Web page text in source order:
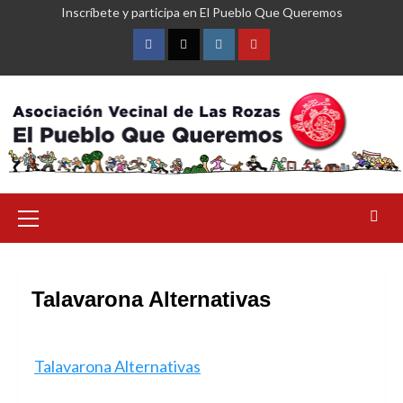
Inscríbete y participa en El Pueblo Que Queremos
FacebookTwitterInstagramYouTube
primario
Talavarona Alternativas
Talavarona Alternativas